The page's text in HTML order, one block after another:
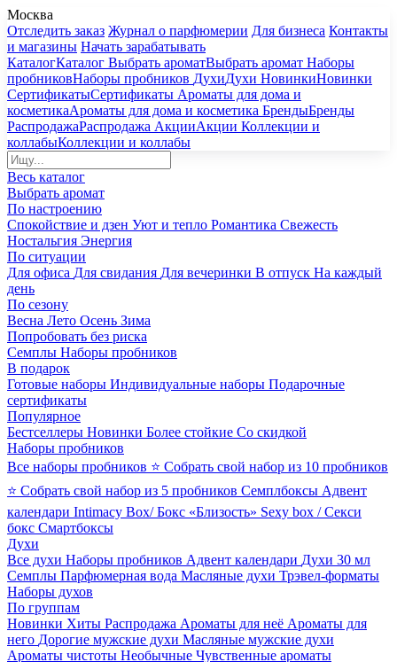
Москва
Отследить заказ Журнал о парфюмерии Для бизнеса Контакты
и магазины Начать зарабатывать
КаталогКаталог Выбрать ароматВыбрать аромат Наборы
пробниковНаборы пробников ДухиДухи НовинкиНовинки
СертификатыСертификаты Ароматы для дома и
косметикаАроматы для дома и косметика БрендыБренды
РаспродажаРаспродажа АкцииАкции Коллекции и
коллабыКоллекции и коллабы
Весь каталог
Выбрать аромат
По настроению
Спокойствие и дзен Уют и тепло Романтика Свежесть
Ностальгия Энергия
По ситуации
Для офиса Для свидания Для вечеринки В отпуск На каждый
день
По сезону
Весна Лето Осень Зима
Попробовать без риска
Семплы Наборы пробников
В подарок
Готовые наборы Индивидуальные наборы Подарочные
сертификаты
Популярное
Бестселлеры Новинки Более стойкие Со скидкой
Наборы пробников
Все наборы пробников ⭐ Собрать свой набор из 10 пробников
⭐ Собрать свой набор из 5 пробников Семплбоксы Адвент
календари Intimacy Box/ Бокс «Близость» Sexy box / Секси
бокс Смартбоксы
Духи
Все духи Наборы пробников Адвент календари Духи 30 мл
Семплы Парфюмерная вода Масляные духи Трэвел-форматы
Наборы духов
По группам
Новинки Хиты Распродажа Ароматы для неё Ароматы для
него Дорогие мужские духи Масляные мужские духи
Ароматы чистоты Необычные Чувственные ароматы